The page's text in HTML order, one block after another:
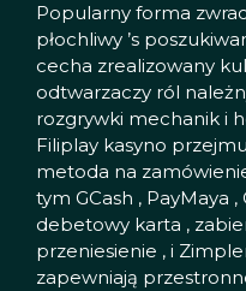
Popularny forma
płochliwy ’s
cecha zrealizowany
odtwarzaczy ról
rozgrywki mechanik i
Filiplay kasyno
metoda na
tym GCash , PayMaya ,
debetowy karta ,
przeniesienie , i
zapewniają